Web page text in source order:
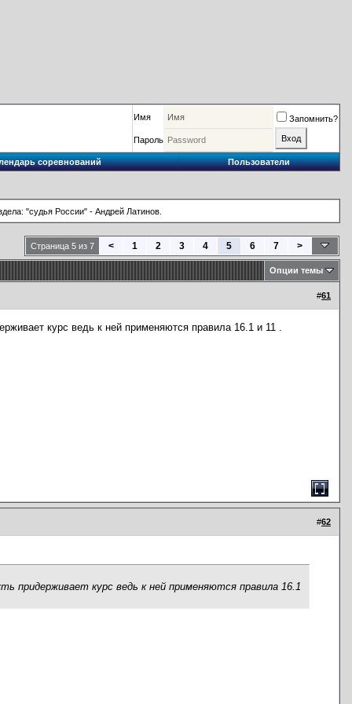
Имя Запомнить?
Пароль
соревнований Пользователи
"судья России" - Андрей Латинов.
Страница 5 из 7 < 1 2 3 4 5 6 7 >
Опции темы
#61
курс ведь к ней применяются правила 16.1 и 11 .
#62
придерживает курс ведь к ней применяются правила 16.1